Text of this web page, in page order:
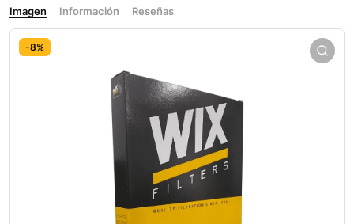
Imagen Información Reseñas
-8%